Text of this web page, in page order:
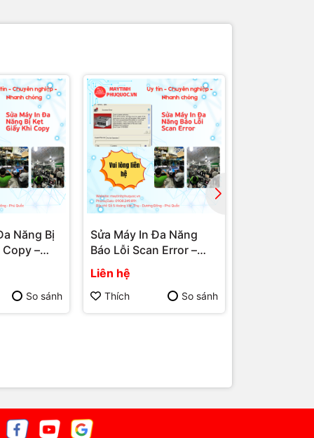
Năng Bị
Copy –
Phú
Phú
Hải Đăng
So sánh
Sửa Máy In Đa Năng
Báo Lỗi Scan Error –
Dịch Vụ Sửa Chữa Phú
Quốc | Máy Tính Phú
Quốc | Vi Tính Hải Đăng
Liên hệ
Thích So sánh